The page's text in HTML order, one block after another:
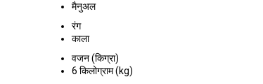
मैनुअल
रंग
काला
वजन (किग्रा)
6 किलोग्राम (kg)